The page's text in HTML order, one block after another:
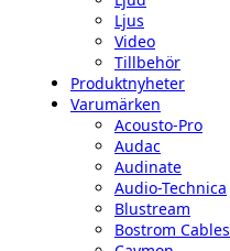
Ljus
Video
Tillbehör
Produktnyheter
Varumärken
Acousto-Pro
Audac
Audinate
Audio-Technica
Blustream
Bostrom Cables